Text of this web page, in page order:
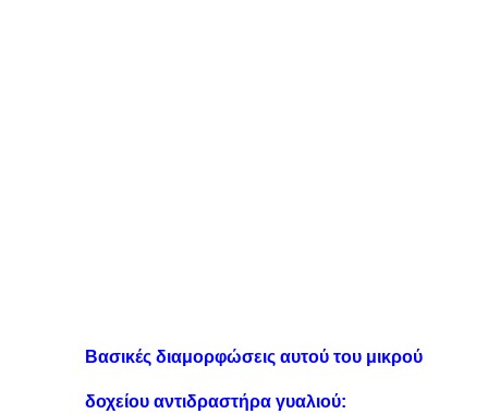
Βασικές διαμορφώσεις αυτού του μικρού
δοχείου αντιδραστήρα γυαλιού: